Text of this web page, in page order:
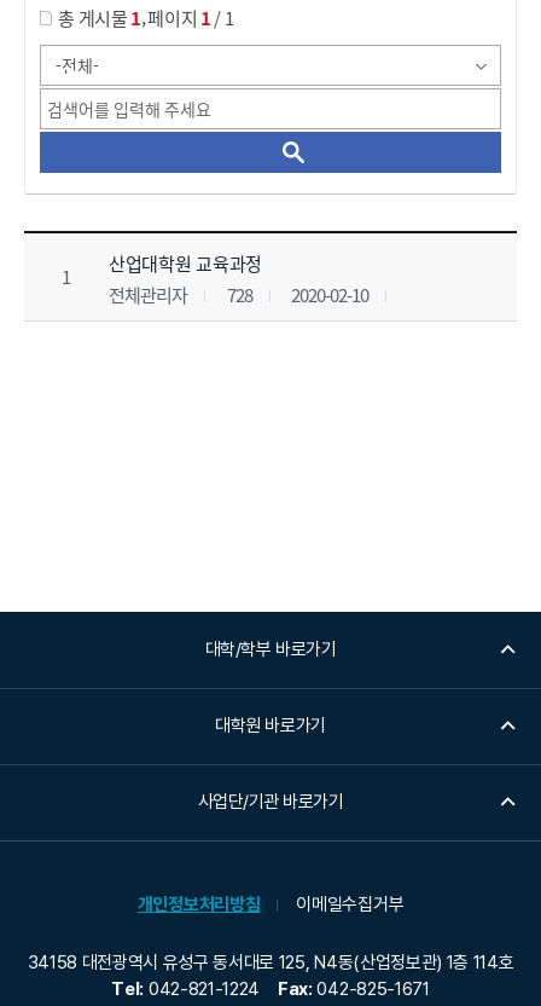
총 게시물1,페이지 1/ 1
산업대학원_교육과정 목록 으로 번호, 제목, 작성자, 조회수, 등록 일, 첨부파일로 나열 되고 있습니다.
1
산업대학원 교육과정
전체관리자
728 2020-02-10
대학/학부 바로가기
대학원 바로가기
사업단/기관 바로가기
개인정보처리방침 이메일수집거부
34158 대전광역시 유성구 동서대로 125, N4동(산업정보관) 1층 114호
Tel: 042-821-1224 Fax: 042-825-1671